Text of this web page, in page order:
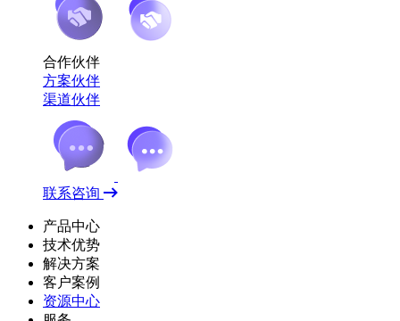
合作伙伴
方案伙伴
渠道伙伴
联系咨询
产品中心
技术优势
解决方案
客户案例
资源中心